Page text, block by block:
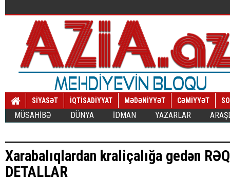
SİYASƏT İQTİSADİYYAT MƏDƏNİYYƏT CƏMİYYƏT
MÜSAHİBƏ DÜNYA İDMAN YAZARLAR
Xarabalıqlardan kraliçalığa gedən
DETALLAR